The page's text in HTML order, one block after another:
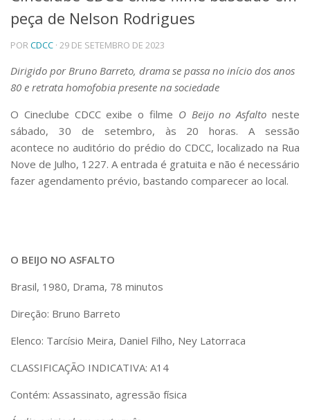
Telefones e Mapas
Pessoas
Ensino
Graduação
Pós-Graduação
Educação a distância
Cursos de Extensão
Pesquisa e Inovação
Linhas de Pesquisa
Centros, Núcleos e Projetos em Rede
Pós-doutorado
Projetos, Programas e Cursos
Artes, Cultura e Esportes
Museus e Espaços Interativos
Serviços
Bibliotecas
Segurança, Trânsito e Prevenção
Outros serviços
Comunicação
peça de Nelson Rodrigues
PORCDCC · 29 DE SETEMBRO DE 2023
Dirigido por Bruno Barreto, drama se passa no início dos anos
80 e retrata homofobia presente na sociedade
O Cineclube CDCC exibe o filme O Beijo no Asfaltoneste
sábado, 30 de setembro, às 20 horas. A sessão
acontece no auditório do prédio do CDCC, localizado na Rua
Nove de Julho, 1227. A entrada é gratuita e não é necessário
fazer agendamento prévio, bastando comparecer ao local.
O BEIJO NO ASFALTO
Brasil, 1980, Drama, 78 minutos
Direção: Bruno Barreto
Elenco: Tarcísio Meira, Daniel Filho, Ney Latorraca
CLASSIFICAÇÃO INDICATIVA: A14
Contém: Assassinato, agressão física